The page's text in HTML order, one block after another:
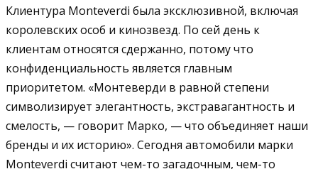
Клиентура Monteverdi была эксклюзивной, включая
королевских особ и кинозвезд. По сей день к
клиентам относятся сдержанно, потому что
конфиденциальность является главным
приоритетом. «Монтеверди в равной степени
символизирует элегантность, экстравагантность и
смелость, — говорит Марко, — что объединяет наши
бренды и их историю». Сегодня автомобили марки
Monteverdi считают чем-то загадочным, чем-то